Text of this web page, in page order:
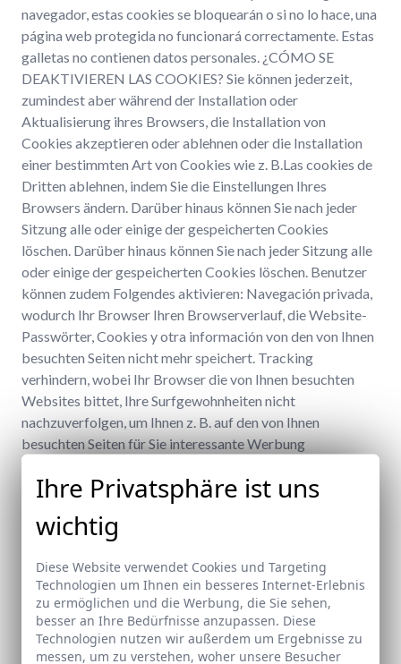
Ihre Privatsphäre ist uns
wichtig
Diese Website verwendet Cookies und Targeting
Technologien um Ihnen ein besseres Internet-Erlebnis
zu ermöglichen und die Werbung, die Sie sehen,
besser an Ihre Bedürfnisse anzupassen. Diese
Technologien nutzen wir außerdem um Ergebnisse zu
messen, um zu verstehen, woher unsere Besucher